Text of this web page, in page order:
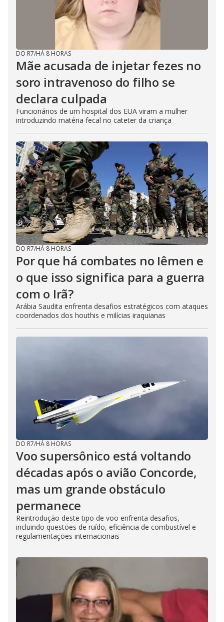
DO R7/HÁ 8 HORAS
Mãe acusada de injetar fezes no
soro intravenoso do filho se
declara culpada
Funcionários de um hospital dos EUA viram a mulher
introduzindo matéria fecal no cateter da criança
DO R7/HÁ 8 HORAS
Por que há combates no Iêmen e
o que isso significa para a guerra
com o Irã?
Arábia Saudita enfrenta desafios estratégicos com ataques
coordenados dos houthis e milícias iraquianas
DO R7/HÁ 8 HORAS
Voo supersônico está voltando
décadas após o avião Concorde,
mas um grande obstáculo
permanece
Reintrodução deste tipo de voo enfrenta desafios,
incluindo questões de ruído, eficiência de combustível e
regulamentações internacionais